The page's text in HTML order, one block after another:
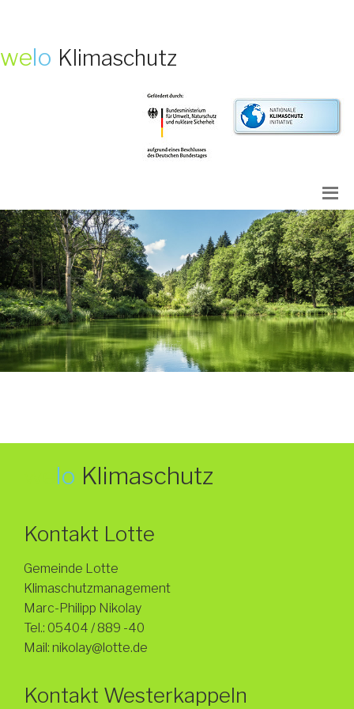
welo Klimaschutz
lo Klimaschutz
Kontakt Lotte
Gemeinde Lotte
Klimaschutzmanagement
Marc-Philipp Nikolay
Tel.: 05404 / 889 -40
Mail: nikolay@lotte.de
Kontakt Westerkappeln